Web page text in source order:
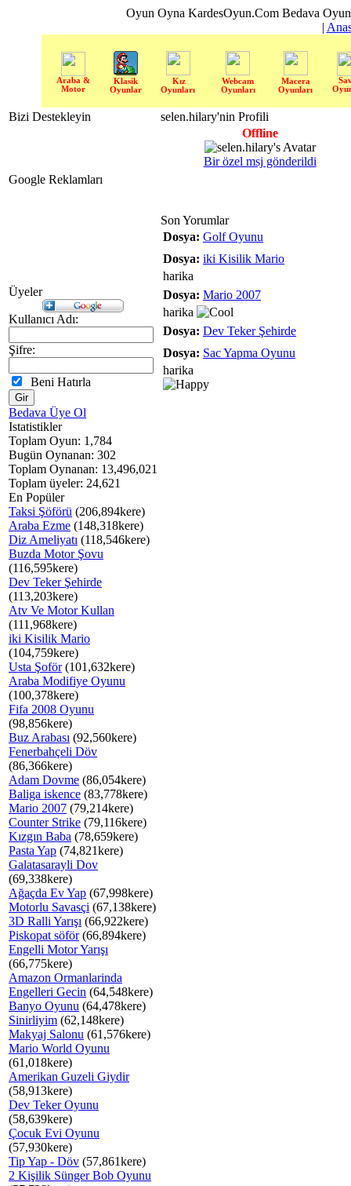
Oyun Oyna KardesOyun.Com Bedava
|
Araba &
Motor
Klasik
Oyunlar
Kız
Oyunları
Webcam
Oyunları
Macera
Oyunları
Bizi Destekleyin
Google Reklamları
Üyeler
Kullanıcı Adı:
Şifre:
Beni Hatırla
Bedava Üye Ol
Istatistikler
Toplam Oyun: 1,784
Bugün Oynanan: 302
Toplam Oynanan: 13,496,021
Toplam üyeler: 24,621
En Popüler
Taksi Şöförü (206,894kere)
Araba Ezme (148,318kere)
Diz Ameliyatı (118,546kere)
Buzda Motor Şovu
(116,595kere)
Dev Teker Şehirde
(113,203kere)
Atv Ve Motor Kullan
(111,968kere)
iki Kisilik Mario
(104,759kere)
Usta Şoför(101,632kere)
Araba Modifiye Oyunu
(100,378kere)
Fifa 2008 Oyunu
(98,856kere)
Buz Arabası (92,560kere)
Fenerbahçeli Döv
(86,366kere)
Adam Dovme (86,054kere)
Baliga iskence (83,778kere)
Mario 2007 (79,214kere)
Counter Strike (79,116kere)
Kızgın Baba (78,659kere)
Pasta Yap (74,821kere)
Galatasarayli Dov
(69,338kere)
Ağaçda Ev Yap (67,998kere)
Motorlu Savasçi (67,138kere)
3D Ralli Yarışı (66,922kere)
Piskopat söför(66,894kere)
Engelli Motor Yarışı
(66,775kere)
Amazon Ormanlarinda
Engelleri Gecin (64,548kere)
Banyo Oyunu (64,478kere)
Sinirliyim (62,148kere)
Makyaj Salonu (61,576kere)
Mario World Oyunu
(61,018kere)
Amerikan Guzeli Giydir
(58,913kere)
Dev Teker Oyunu
(58,639kere)
Çocuk Evi Oyunu
(57,930kere)
Tip Yap - Döv (57,861kere)
2 Kişilik Sünger Bob Oyunu
selen.hilary'nin Profili
Offline
Bir özel msj gönderildi
Son Yorumlar
Dosya: Golf Oyunu
Dosya: iki Kisilik Mario
harika
Dosya: Mario 2007
harika
Dosya: Dev Teker Şehirde
Dosya: Sac Yapma Oyunu
harika